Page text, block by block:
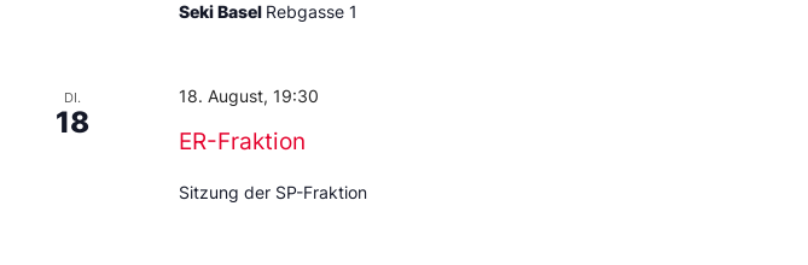
Seki Basel Rebgasse 1
DI.
18
ER-Fraktion
18. August, 19:30
Sitzung der SP-Fraktion